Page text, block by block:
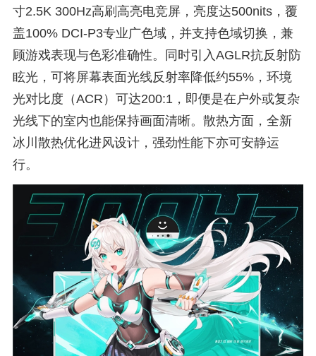
寸2.5K 300Hz高刷高亮电竞屏，亮度达500nits，覆
盖100% DCI-P3专业广色域，并支持色域切换，兼
顾游戏表现与色彩准确性。同时引入AGLR抗反射防
眩光，可将屏幕表面光线反射率降低约55%，环境
光对比度（ACR）可达200:1，即便是在户外或复杂
光线下的室内也能保持画面清晰。散热方面，全新
冰川散热优化进风设计，强劲性能下亦可安静运
行。